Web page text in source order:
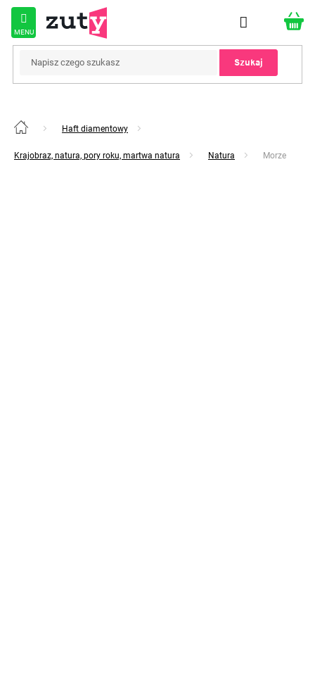
Przejść
treści
Szukaj
Home Haft diamentowy
Krajobraz, natura, pory roku, martwa natura Natura Morze